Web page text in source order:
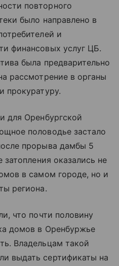
повторного
было направлено в
и
финансовых услуг ЦБ.
была предварительно
рассмотрение в органы
прокуратуру.
для Оренбургской
половодье застало
прорыва дамбы 5
оказались не
в самом городе, но и
региона.
что почти половину
домов в Оренбуржье
Владельцам такой
выдать сертификаты на